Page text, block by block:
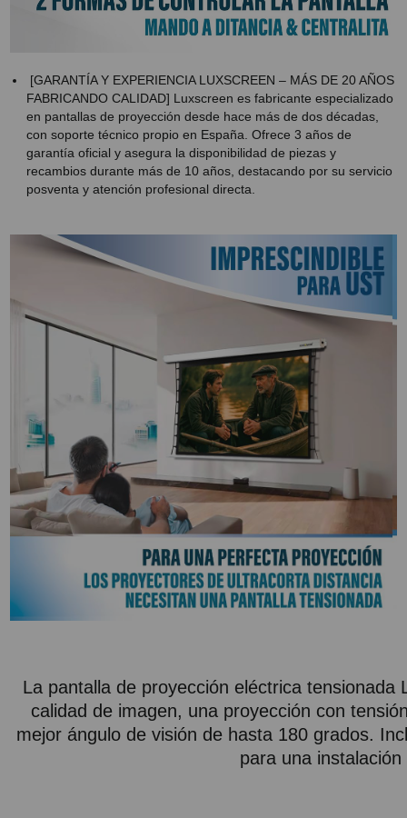
[GARANTÍA Y EXPERIENCIA LUXSCREEN – MÁS DE 20 AÑOS
FABRICANDO CALIDAD] Luxscreen es fabricante especializado
en pantallas de proyección desde hace más de dos décadas,
con soporte técnico propio en España. Ofrece 3 años de
garantía oficial y asegura la disponibilidad de piezas y
recambios durante más de 10 años, destacando por su servicio
posventa y atención profesional directa.
La pantalla de proyección eléctrica
calidad de imagen, una proyección con
mejor ángulo de visión de hasta 180 grados.
para una